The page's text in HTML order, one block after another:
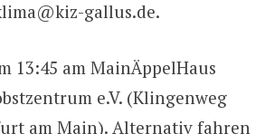
gallus.de.
13:45 am MainÄppelHaus
e.V. (Klingenweg
am Main). Alternativ fahren